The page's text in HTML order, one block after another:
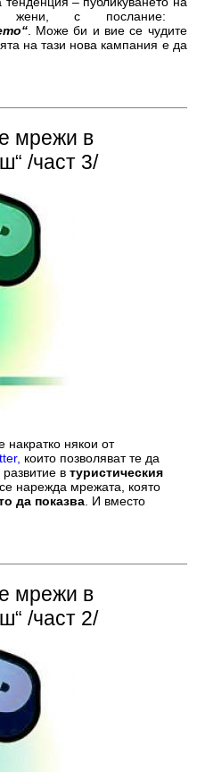
с послание:
. Може би и вие се чудите
на тази нова кампания е да
мрежи в
/част 3/
накратко някои от
които позволяват те да
развитие втуристическия
нарежда мрежата, която
да показва . И вместо
мрежи в
/част 2/